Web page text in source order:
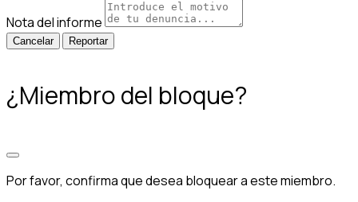
Nota del informe
Reportar
¿Miembro del bloque?
Por favor, confirma que desea bloquear a este miembro.